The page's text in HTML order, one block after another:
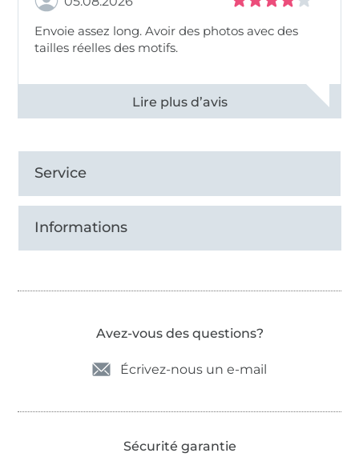
Envoie assez long. Avoir des photos avec des
tailles réelles des motifs.
Voir tous les 11495 commentaires
Service
Informations
Avez-vous des questions?
Écrivez-nous un e-mail
Sécurité garantie